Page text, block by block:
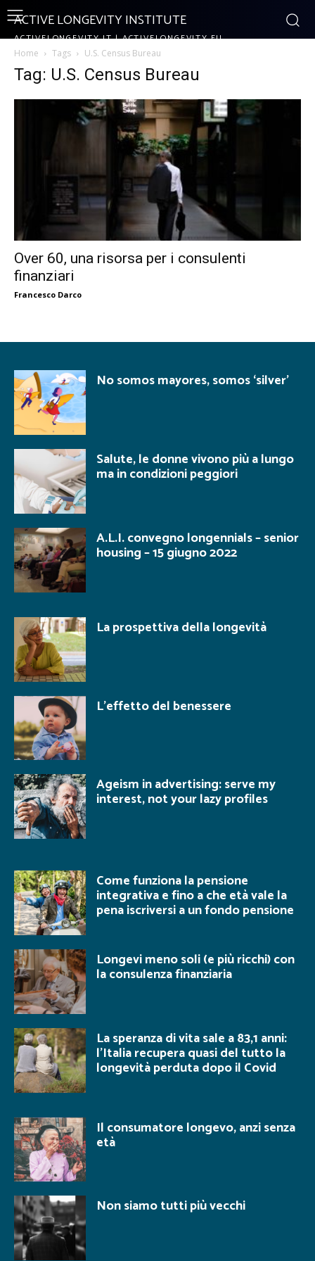
ACTIVE LONGEVITY INSTITUTE
ACTIVELONGEVITY.IT | ACTIVELONGEVITY.EU
Home Tags U.S. Census Bureau
Tag: U.S. Census Bureau
Over 60, una risorsa per i consulenti
finanziari
Francesco Darco
No somos mayores, somos ‘silver’
Salute, le donne vivono più a lungo
ma in condizioni peggiori
A.L.I. convegno longennials – senior
housing – 15 giugno 2022
La prospettiva della longevità
L’effetto del benessere
Ageism in advertising: serve my
interest, not your lazy profiles
Come funziona la pensione
integrativa e fino a che età vale la
pena iscriversi a un fondo pensione
Longevi meno soli (e più ricchi) con
la consulenza finanziaria
La speranza di vita sale a 83,1 anni:
l’Italia recupera quasi del tutto la
longevità perduta dopo il Covid
Il consumatore longevo, anzi senza
età
Non siamo tutti più vecchi